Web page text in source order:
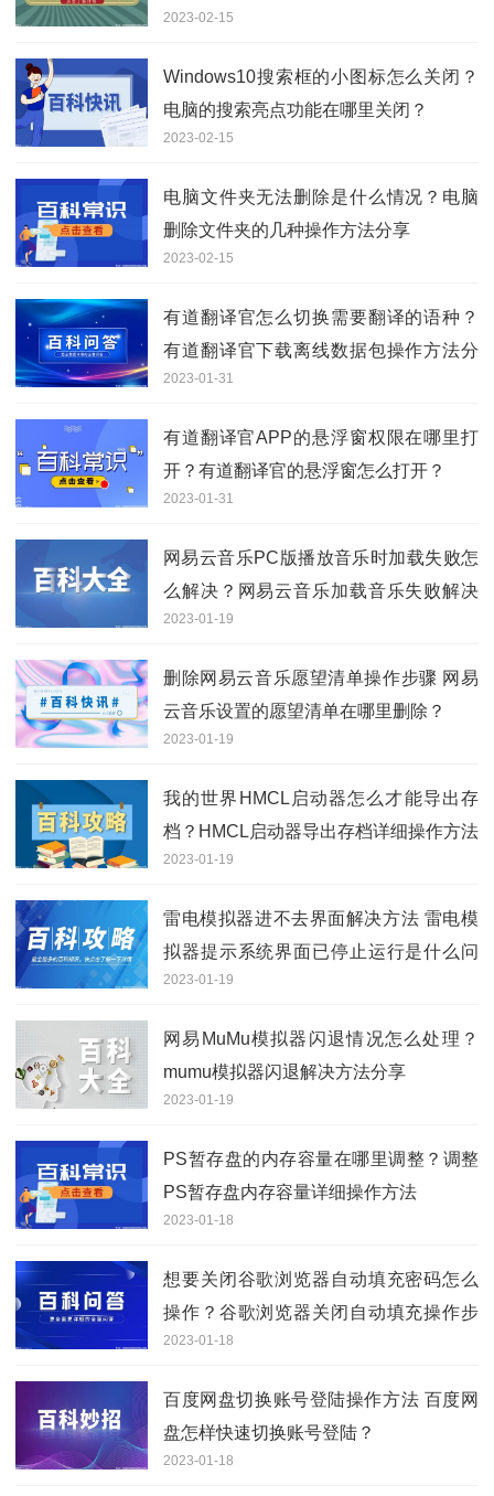
别？
2023-02-15
Windows10搜索框的小图标怎么关闭？
电脑的搜索亮点功能在哪里关闭？
2023-02-15
电脑文件夹无法删除是什么情况？电脑
删除文件夹的几种操作方法分享
2023-02-15
有道翻译官怎么切换需要翻译的语种？
有道翻译官下载离线数据包操作方法分
享
2023-01-31
有道翻译官APP的悬浮窗权限在哪里打
开？有道翻译官的悬浮窗怎么打开？
2023-01-31
网易云音乐PC版播放音乐时加载失败怎
么解决？网易云音乐加载音乐失败解决
方法分享
2023-01-19
删除网易云音乐愿望清单操作步骤 网易
云音乐设置的愿望清单在哪里删除？
2023-01-19
我的世界HMCL启动器怎么才能导出存
档？HMCL启动器导出存档详细操作方法
2023-01-19
雷电模拟器进不去界面解决方法 雷电模
拟器提示系统界面已停止运行是什么问
题？
2023-01-19
网易MuMu模拟器闪退情况怎么处理？
mumu模拟器闪退解决方法分享
2023-01-19
PS暂存盘的内存容量在哪里调整？调整
PS暂存盘内存容量详细操作方法
2023-01-18
想要关闭谷歌浏览器自动填充密码怎么
操作？谷歌浏览器关闭自动填充操作步
骤
2023-01-18
百度网盘切换账号登陆操作方法 百度网
盘怎样快速切换账号登陆？
2023-01-18